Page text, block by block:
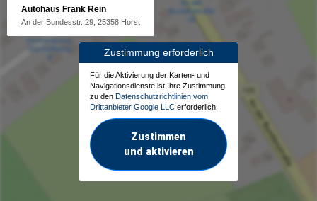
Autohaus Frank Rein
An der Bundesstr. 29, 25358 Horst
Zustimmung erforderlich
Für die Aktivierung der Karten- und
Navigationsdienste ist Ihre Zustimmung
zu den Datenschutzrichtlinien vom
Drittanbieter Google LLC erforderlich.
Zustimmen
und aktivieren